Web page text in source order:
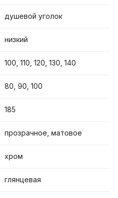
душевой уголок
низкий
100, 110, 120, 130, 140
80, 90, 100
185
прозрачное, матовое
хром
глянцевая